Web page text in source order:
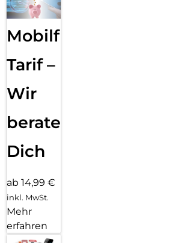
Mobilfunk
Tarif –
Wir
beraten
Dich
ab 14,99 €
inkl. MwSt.
Mehr
erfahren